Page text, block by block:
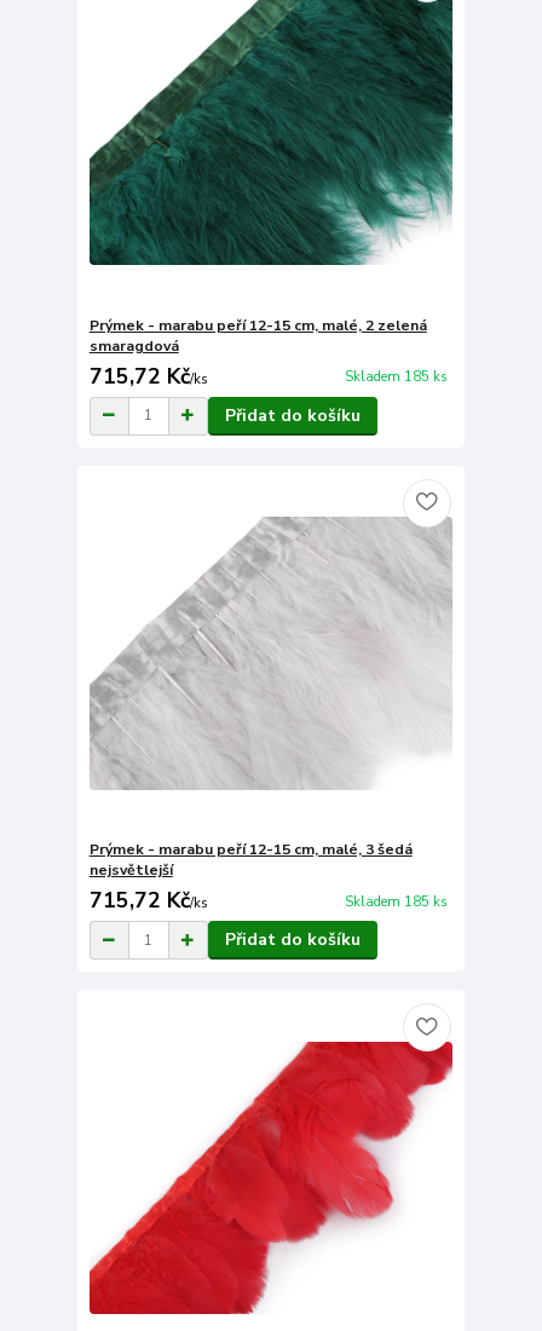
Prýmek - marabu peří 12-15 cm, malé, 2 zelená
smaragdová
715,72 Kč/ks Skladem 185 ks
Přidat do košíku
Prýmek - marabu peří 12-15 cm, malé, 3 šedá
nejsvětlejší
715,72 Kč/ks Skladem 185 ks
Přidat do košíku